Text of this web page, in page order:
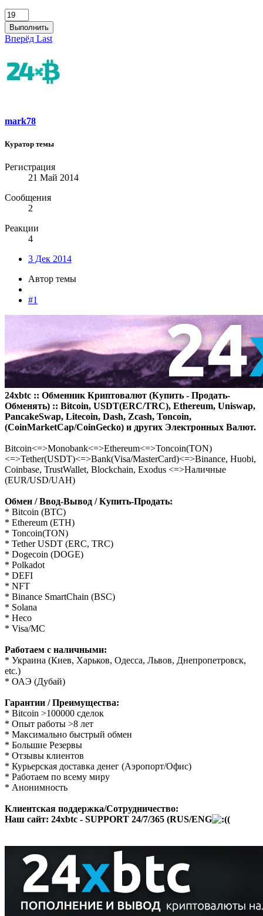
Выполнить
Вперёд Last
mark78
Куратор темы
Регистрация
21 Май 2014
Сообщения
2
Реакции
4
3 Дек 2014
Автор темы
#1
24xbtc :: Обменник Криптовалют (Купить - Продать-
Обменять) :: Bitcoin, USDT(ERC/TRC), Ethereum, Uniswap,
PancakeSwap, Litecoin, Dash, Zcash, Toncoin,
(CoinMarketCap/CoinGecko) и других Электронных Валют.
Bitcoin<=>Monobank<=>Ethereum<=>Toncoin(TON)
<=>Tether(USDT)<=>Bank(Visa/MasterCard)<=>Binance, Huobi,
Coinbase, TrustWallet, Blockchain, Exodus <=>Наличные
(EUR/USD/UAH)
Обмен / Ввод-Вывод / Купить-Продать:
* Bitcoin (BTC)
* Ethereum (ETH)
* Toncoin(TON)
* Tether USDT (ERC, TRC)
* Dogecoin (DOGE)
* Polkadot
* DEFI
* NFT
* Binance SmartChain (BSC)
* Solana
* Heco
* Visa/MC
Работаем с наличными:
* Украина (Киев, Харьков, Одесса, Львов, Днепропетровск,
etc.)
* ОАЭ (Дубай)
Гарантии / Преимущества:
* Bitcoin >100000 сделок
* Опыт работы >8 лет
* Максимально быстрый обмен
* Большие Резервы
* Отзывы клиентов
* Курьерская доставка денег (Аэропорт/Офис)
* Работаем по всему миру
* Анонимность
Клиентская поддержка/Сотрудничество:
Наш сайт: 24xbtc - SUPPORT 24/7/365 (RUS/ENG (